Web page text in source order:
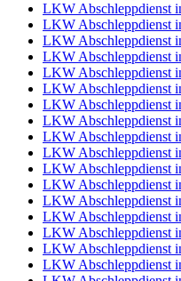
LKW Abschleppdienst
LKW Abschleppdienst
LKW Abschleppdienst
LKW Abschleppdienst
LKW Abschleppdienst
LKW Abschleppdienst
LKW Abschleppdienst
LKW Abschleppdienst
LKW Abschleppdienst
LKW Abschleppdienst
LKW Abschleppdienst
LKW Abschleppdienst
LKW Abschleppdienst
LKW Abschleppdienst
LKW Abschleppdienst
LKW Abschleppdienst
LKW Abschleppdienst